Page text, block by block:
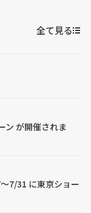
全て見る
ン が開催されま
7/31 に東京ショー